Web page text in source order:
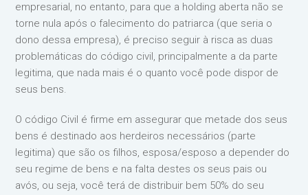
empresarial, no entanto, para que a holding aberta não se
torne nula após o falecimento do patriarca (que seria o
dono dessa empresa), é preciso seguir à risca as duas
problemáticas do código civil, principalmente a da parte
legitima, que nada mais é o quanto você pode dispor de
seus bens.
O código Civil é firme em assegurar que metade dos seus
bens é destinado aos herdeiros necessários (parte
legitima) que são os filhos, esposa/esposo a depender do
seu regime de bens e na falta destes os seus pais ou
avós, ou seja, você terá de distribuir bem 50% do seu